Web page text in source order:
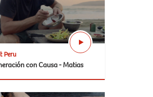
Peru
con Causa - Matias